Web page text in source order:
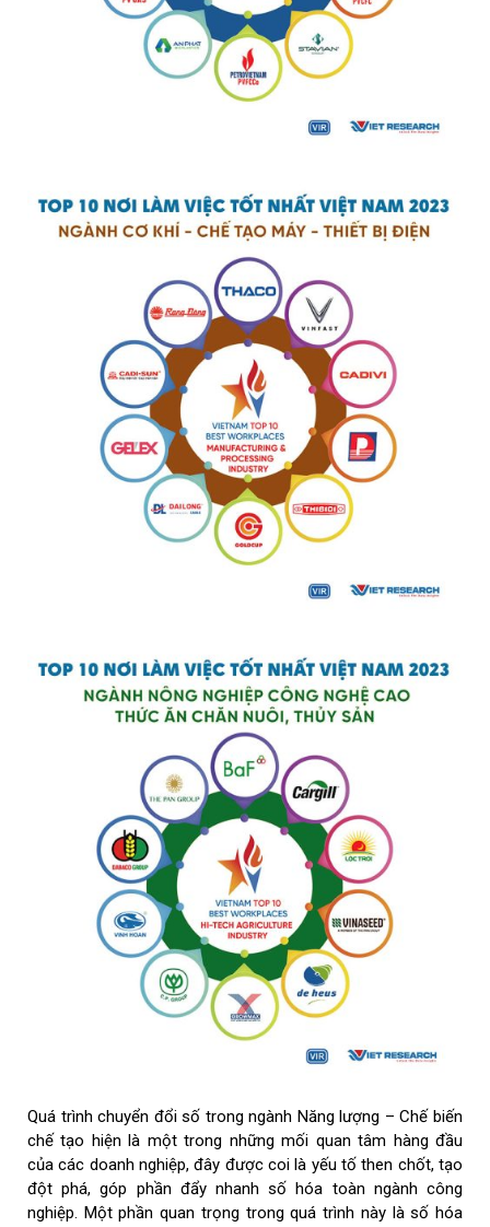
Quá trình chuyển đổi số trong ngành Năng lượng – Chế biến
chế tạo hiện là một trong những mối quan tâm hàng đầu
của các doanh nghiệp, đây được coi là yếu tố then chốt, tạo
đột phá, góp phần đẩy nhanh số hóa toàn ngành công
nghiệp. Một phần quan trọng trong quá trình này là số hóa